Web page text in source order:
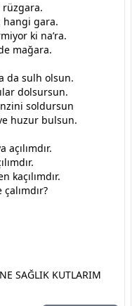
rüzgara.
hangi gara.
ki na’ra.
mağara.
da sulh olsun.
dolsursun.
soldursun
huzur bulsun.
kaçılımdır.
SAĞLIK KUTLARIM